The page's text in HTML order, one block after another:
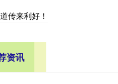
传来利好！
资讯